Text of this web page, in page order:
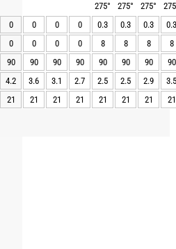
275° 275° 275°
275
0
0 0 0 0.3 0.3 0.3
0.3
0
0 0 0 8 8 8
8
90
90 90 90 90 90 90
90
4.2
3.6 3.1 2.7 2.5 2.5 2.9
3.5
21
21 21 21 21 21 21 21